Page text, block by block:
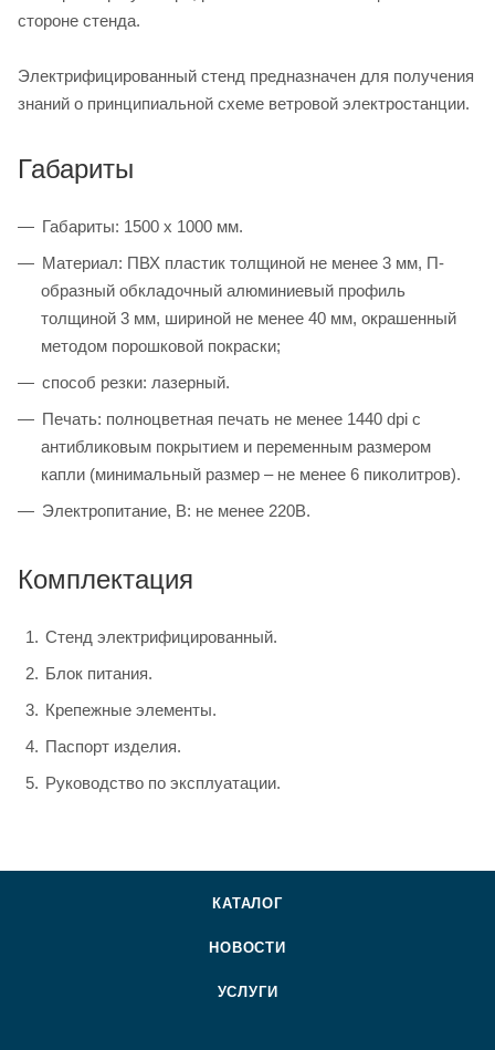
стороне стенда.
Электрифицированный стенд предназначен для получения
знаний о принципиальной схеме ветровой электростанции.
Габариты
Габариты: 1500 х 1000 мм.
Материал: ПВХ пластик толщиной не менее 3 мм, П-
образный обкладочный алюминиевый профиль
толщиной 3 мм, шириной не менее 40 мм, окрашенный
методом порошковой покраски;
способ резки: лазерный.
Печать: полноцветная печать не менее 1440 dpi с
антибликовым покрытием и переменным размером
капли (минимальный размер – не менее 6 пиколитров).
Электропитание, В: не менее 220В.
Комплектация
Стенд электрифицированный.
Блок питания.
Крепежные элементы.
Паспорт изделия.
Руководство по эксплуатации.
КАТАЛОГ
НОВОСТИ
УСЛУГИ